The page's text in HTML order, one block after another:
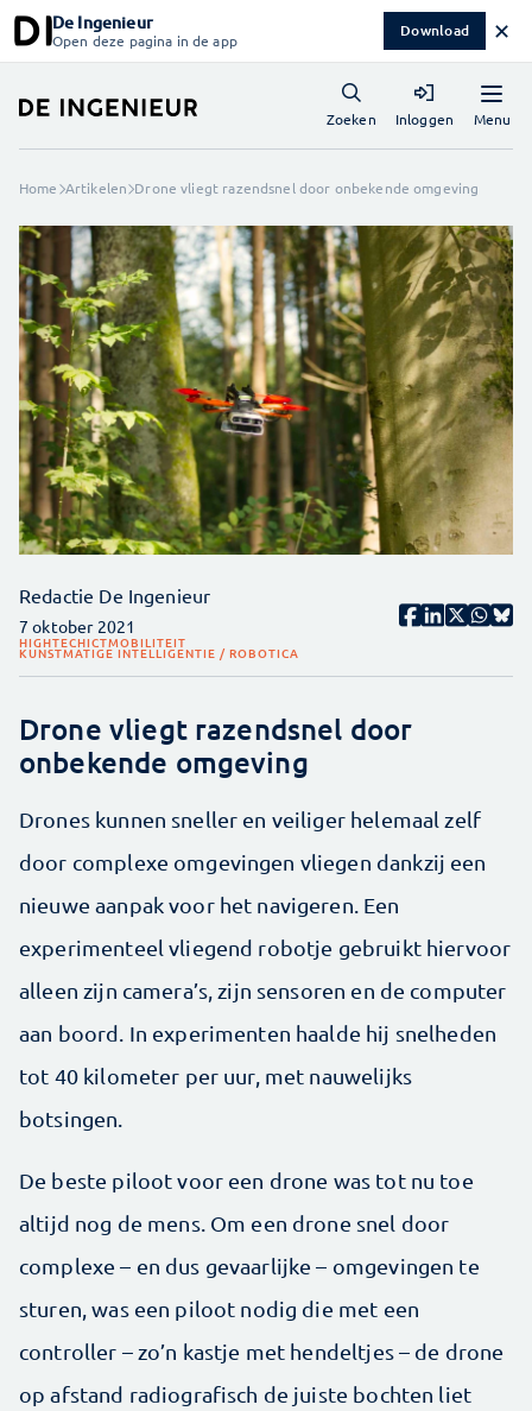
De Ingenieur
Open deze pagina in de app Download ✕
Menu
Zoeken Inloggen
Home Artikelen Drone vliegt razendsnel door onbekende omgeving
Redactie De Ingenieur
7 oktober 2021
HIGHTECHICTMOBILITEIT
KUNSTMATIGE INTELLIGENTIE / ROBOTICA
Drone vliegt razendsnel door
onbekende omgeving
Drones kunnen sneller en veiliger helemaal zelf
door complexe omgevingen vliegen dankzij een
nieuwe aanpak voor het navigeren. Een
experimenteel vliegend robotje gebruikt hiervoor
alleen zijn camera’s, zijn sensoren en de computer
aan boord. In experimenten haalde hij snelheden
tot 40 kilometer per uur, met nauwelijks
botsingen.
De beste piloot voor een drone was tot nu toe
altijd nog de mens. Om een drone snel door
complexe – en dus gevaarlijke – omgevingen te
sturen, was een piloot nodig die met een
controller – zo’n kastje met hendeltjes – de drone
op afstand radiografisch de juiste bochten liet